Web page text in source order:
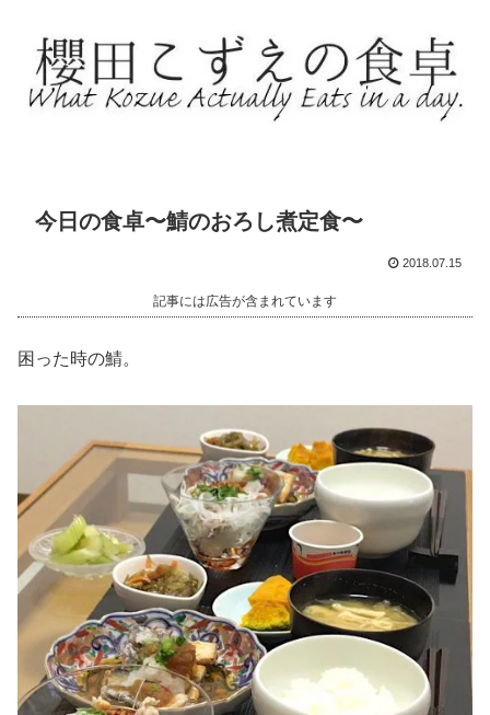
今日の食卓〜鯖のおろし煮定食〜
2018.07.15
記事には広告が含まれています
困った時の鯖。